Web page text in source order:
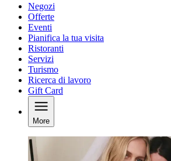
Negozi
Offerte
Eventi
Pianifica la tua visita
Ristoranti
Servizi
Turismo
Ricerca di lavoro
Gift Card
More